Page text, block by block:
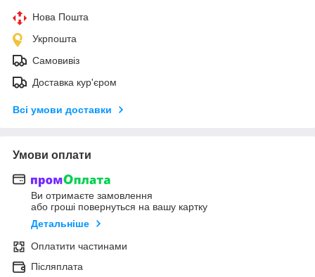
Нова Пошта
Укрпошта
Самовивіз
Доставка кур'єром
Всі умови доставки
Умови оплати
Ви отримаєте замовлення
або гроші повернуться на вашу картку
Детальніше
Оплатити частинами
Післяплата